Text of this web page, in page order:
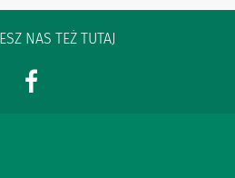
NAS TEŻ TUTAJ